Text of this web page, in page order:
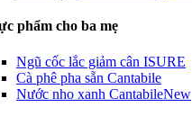
phẩm cho ba mẹ
Ngũ cốc lắc giảm cân ISURE
Cà phê pha sẵn Cantabile
Nước nho xanh CantabileNew